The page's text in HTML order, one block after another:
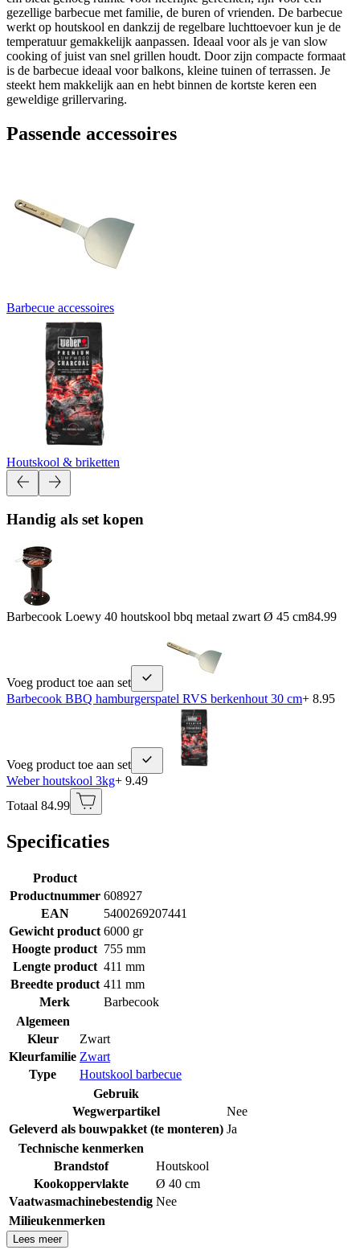
gezellige barbecue met familie, de buren of vrienden. De barbecue
werkt op houtskool en dankzij de regelbare luchttoevoer kun je de
temperatuur gemakkelijk aanpassen. Ideaal voor als je van slow
cooking of juist van snel grillen houdt. Door zijn compacte formaat
is de barbecue ideaal voor balkons, kleine tuinen of terrassen. Je
steekt hem makkelijk aan en hebt binnen de kortste keren een
geweldige grillervaring.
Passende accessoires
Barbecue accessoires
Houtskool & briketten
Handig als set kopen
Barbecook Loewy 40 houtskool bbq metaal zwart Ø 45 cm84.99
Voeg product toe aan set
Barbecook BBQ hamburgerspatel RVS berkenhout 30 cm+ 8.95
Voeg product toe aan set
Weber houtskool 3kg+ 9.49
Totaal 84.99
Specificaties
Product
Productnummer 608927
EAN
5400269207441
Gewicht product 6000 gr
Hoogte product 755 mm
Lengte product 411 mm
Breedte product 411 mm
Merk
Barbecook
Algemeen
Kleur
Zwart
Kleurfamilie Zwart
Type
Houtskool barbecue
Gebruik
Wegwerpartikel
Nee
Geleverd als bouwpakket (te monteren) Ja
Technische kenmerken
Brandstof
Houtskool
Kookoppervlakte
Ø 40 cm
Vaatwasmachinebestendig Nee
Milieukenmerken
Lees meer